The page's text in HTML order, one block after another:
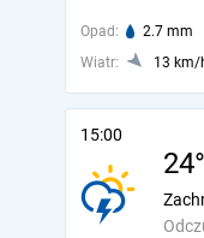
Opad: 2.7 mm
Wiatr:
13 km/
15:00